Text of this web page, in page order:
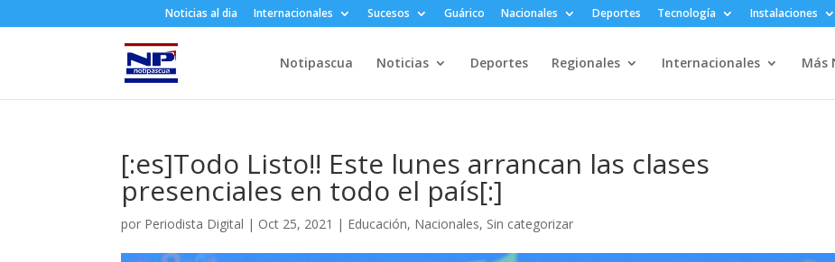
Noticias al dia Internacionales Sucesos Guárico Nacionales Deportes Tecnología Instalaciones
Notipascua Noticias Deportes Regionales Internacionales Más
[:es]Todo Listo!! Este lunes arrancan las clases
presenciales en todo el país[:]
por Periodista Digital | Oct 25, 2021 | Educación, Nacionales, Sin categorizar